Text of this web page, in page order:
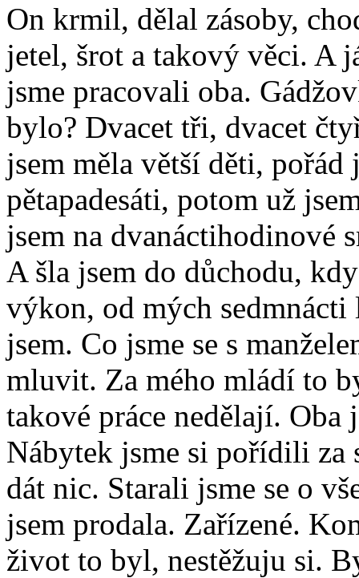
On krmil, dělal zásoby,
jetel, šrot a takový věci. A
jsme pracovali oba.
bylo? Dvacet tři, dvacet
jsem měla větší děti, pořád
pětapadesáti, potom už
jsem na dvanáctihodinové
A šla jsem do důchodu,
výkon, od mých sedmnácti
jsem. Co jsme se s
mluvit. Za mého mládí to
takové práce nedělají.
Nábytek jsme si pořídili za
dát nic. Starali jsme se o
jsem prodala. Zařízené.
život to byl, nestěžuju si.